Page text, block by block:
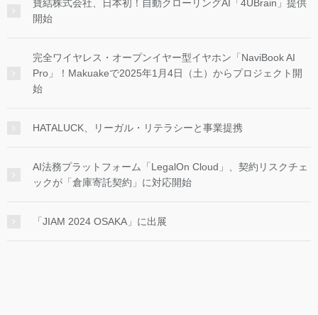
寶結株式会社、日本初！自動クローリングAI「4UBrain」提供
開始
完全ワイヤレス・オープンイヤー型イヤホン「NaviBook AI
Pro」！Makuakeで2025年1月4日（土）からプロジェクト開
始
HATALUCK、リーガル・リテラシーと事業提携
AI法務プラットフォーム「LegalOn Cloud」、契約リスクチェ
ックが「倉庫寄託契約」に対応開始
「JIAM 2024 OSAKA」に出展